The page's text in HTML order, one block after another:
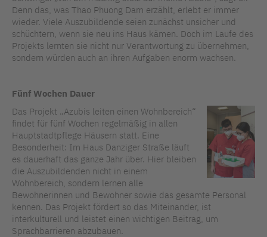
Denn das, was Thao Phuong Dam erzählt, erlebt er immer
wieder. Viele Auszubildende seien zunächst unsicher und
schüchtern, wenn sie neu ins Haus kämen. Doch im Laufe des
Projekts lernten sie nicht nur Verantwortung zu übernehmen,
sondern würden auch an ihren Aufgaben enorm wachsen.
Fünf Wochen Dauer
Das Projekt „Azubis leiten einen Wohnbereich“
findet für fünf Wochen regelmäßig in allen
Hauptstadtpflege Häusern statt. Eine
Besonderheit: Im Haus Danziger Straße läuft
es dauerhaft das ganze Jahr über. Hier bleiben
die Auszubildenden nicht in einem
Wohnbereich, sondern lernen alle
Bewohnerinnen und Bewohner sowie das gesamte Personal
kennen. Das Projekt fördert so das Miteinander, ist
interkulturell und leistet einen wichtigen Beitrag, um
Sprachbarrieren abzubauen.